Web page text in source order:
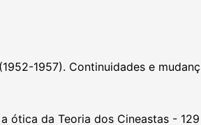
1957). Continuidades e
ótica da Teoria dos Cineastas - 129